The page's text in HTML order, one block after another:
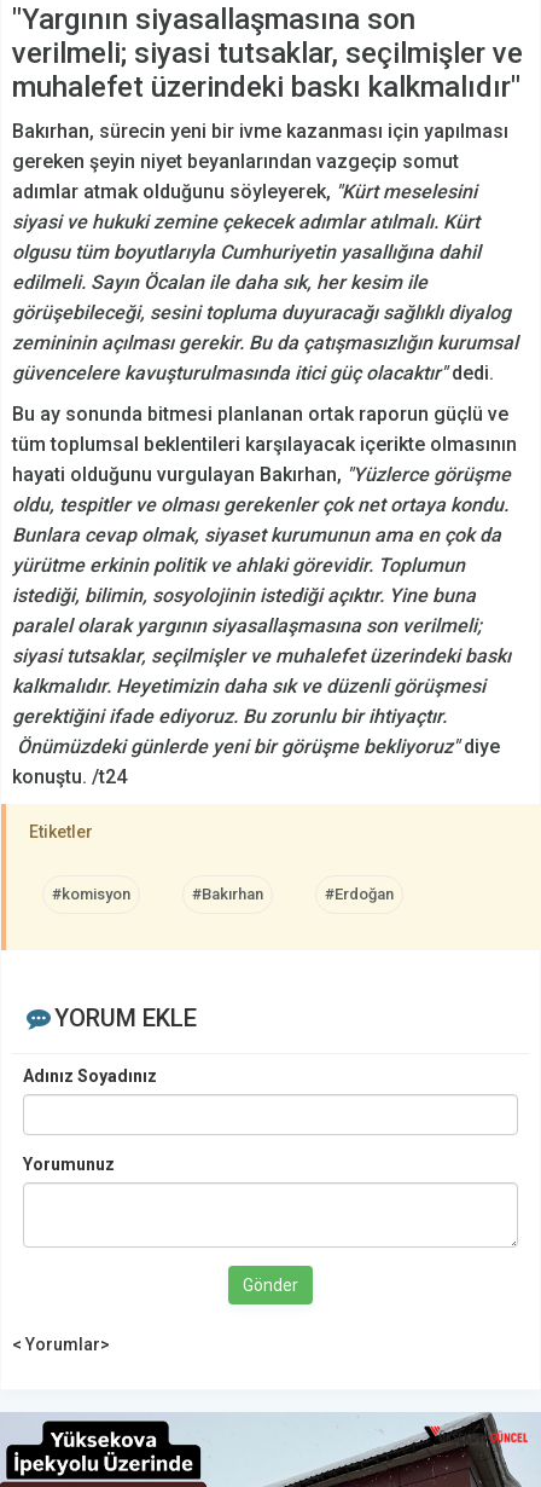
"Yargının siyasallaşmasına son
verilmeli; siyasi tutsaklar, seçilmişler ve
muhalefet üzerindeki baskı kalkmalıdır"
Bakırhan, sürecin yeni bir ivme kazanması için yapılması
gereken şeyin niyet beyanlarından vazgeçip somut
adımlar atmak olduğunu söyleyerek, "Kürt meselesini
siyasi ve hukuki zemine çekecek adımlar atılmalı. Kürt
olgusu tüm boyutlarıyla Cumhuriyetin yasallığına dahil
edilmeli. Sayın Öcalan ile daha sık, her kesim ile
görüşebileceği, sesini topluma duyuracağı sağlıklı diyalog
zemininin açılması gerekir. Bu da çatışmasızlığın kurumsal
güvencelere kavuşturulmasında itici güç olacaktır"dedi.
Bu ay sonunda bitmesi planlanan ortak raporun güçlü ve
tüm toplumsal beklentileri karşılayacak içerikte olmasının
hayati olduğunu vurgulayan Bakırhan, "Yüzlerce görüşme
oldu, tespitler ve olması gerekenler çok net ortaya kondu.
Bunlara cevap olmak, siyaset kurumunun ama en çok da
yürütme erkinin politik ve ahlaki görevidir. Toplumun
istediği, bilimin, sosyolojinin istediği açıktır. Yine buna
paralel olarak yargının siyasallaşmasına son verilmeli;
siyasi tutsaklar, seçilmişler ve muhalefet üzerindeki baskı
kalkmalıdır. Heyetimizin daha sık ve düzenli görüşmesi
gerektiğini ifade ediyoruz. Bu zorunlu bir ihtiyaçtır.
Önümüzdeki günlerde yeni bir görüşme bekliyoruz"diye
konuştu. /t24
Etiketler
#komisyon #Bakırhan #Erdoğan
YORUM EKLE
Adınız Soyadınız
Yorumunuz
Gönder
< Yorumlar>